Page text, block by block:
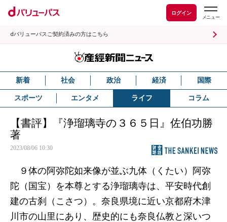
ログイン
dバリューパスご契約済みの方はこちら
新着 社会 政治 経済 国際
スポーツ エンタメ ライフ コラム
【書評】『浄瑠璃寺の３６５日』佐伯功勝
著
2023/08/06 10:30
９体の阿弥陀如来像が並ぶ九体（くたい）阿弥
陀（国宝）を本尊とする浄瑠璃寺は、平安時代創
建の古刹（こさつ）。奈良県境に近い京都府木津
川市の山里にあり、歴史的にも奈良仏教と深いつ